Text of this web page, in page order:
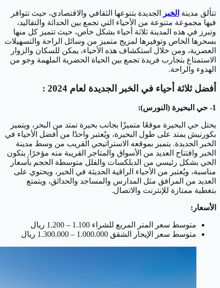
تتألق مدينة الخبر
الجديدة بتنوعها الثقافي والاقتصادي، حيث تتوافر
فيها مجموعة متنوعة من الأحياء التي تجمع بين الحداثة والتقاليد،
وتبرز في هذه المدينة ثلاثة أحياء بشكل خاص، حيث تتميز كل منها
بسحرها الخاص وتوفيرها لمزيج متميز من وسائل الراحة والتسهيلات
العصرية، ومن خلال استكشاف هذه الأحياء، يمكن للسكان والزوار
الاستمتاع بتجارب فريدة تجمع بين الحياة الحضرية الملهمة وجو من
الهدوء والراحة.
أفضل ثلاثة أحياء في الخبر الجديدة لعام 2024 :
1- حي البحيرة (النورس):
يحتل حي البحيرة موقعًا متميزًا بجانب بحيرة تمتد من البحر، ويتميز
بكورنيش يمتد على طول البحيرة، ويُعتبر واحدًا من أفضل الأحياء في
الخبر الجديدة. يتميز بموقعه الاستراتيجي القريب من وسط مدينة
الخبر وافتتاح العديد من الأسواق والمتاجر القريبة منه مؤخرًا. يتكون
الحي بشكل رئيسي من الدبلكسات والفلل متوسطة الحجم بأسعار
مناسبة، ويُعتبر من الأحياء الراقية الحديثة في الخبر، ويحتوي على
العديد من المرافق مثل المدارس والمساجد والحدائق، ويتمتع
بتغطية ممتازة للإنترنت والاتصال.
الأسعار:
متوسط سعر المتر المربع للشراء 1.100 – 1.200 ريال
متوسط سعر الإيجار الشقق 1.000.000 – 1.300.000 ريال